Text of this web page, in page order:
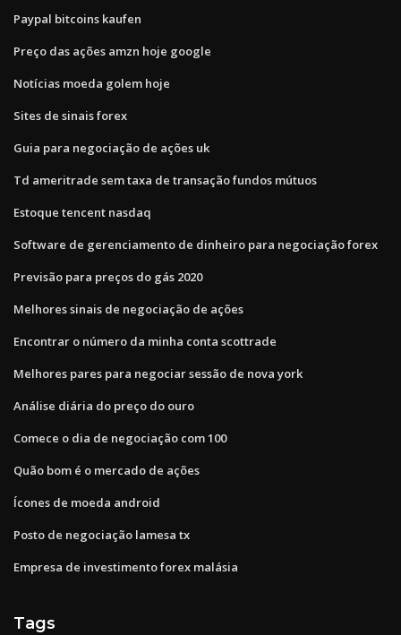
Paypal bitcoins kaufen
Preço das ações amzn hoje google
Notícias moeda golem hoje
Sites de sinais forex
Guia para negociação de ações uk
Td ameritrade sem taxa de transação fundos mútuos
Estoque tencent nasdaq
Software de gerenciamento de dinheiro para negociação forex
Previsão para preços do gás 2020
Melhores sinais de negociação de ações
Encontrar o número da minha conta scottrade
Melhores pares para negociar sessão de nova york
Análise diária do preço do ouro
Comece o dia de negociação com 100
Quão bom é o mercado de ações
Ícones de moeda android
Posto de negociação lamesa tx
Empresa de investimento forex malásia
Tags